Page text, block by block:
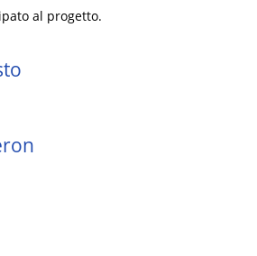
al progetto.